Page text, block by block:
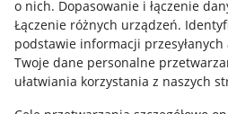
o nich. Dopasowanie i łączenie
Łączenie różnych urządzeń.
podstawie informacji
Twoje dane personalne
ułatwiania korzystania z naszych
Regulamin
Polityka plików "cookies"
Ustawienia plików "cookies"